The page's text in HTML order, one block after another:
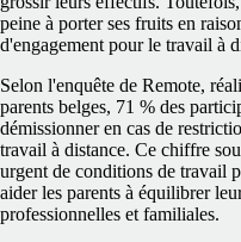
peine à porter ses fruits en
d'engagement pour le travail à
Selon l'enquête de Remote,
parents belges, 71 % des
démissionner en cas de
travail à distance. Ce chiffre
urgent de conditions de travail
aider les parents à équilibrer
professionnelles et familiales.